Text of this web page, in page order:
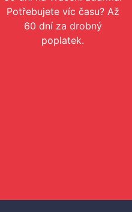
Potřebujete víc času? Až
60 dní za drobný
poplatek.